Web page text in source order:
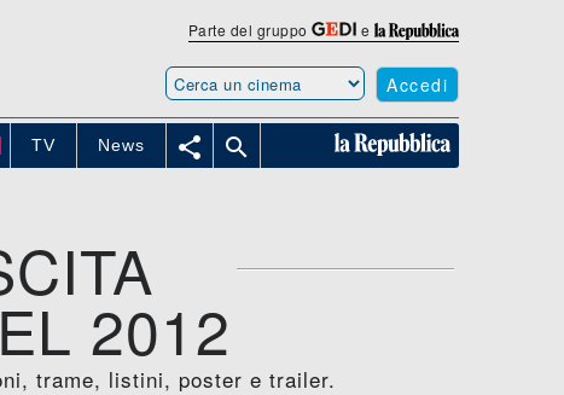
Parte del gruppo e
Accedi
TV News  
2012
trame, listini, poster e trailer.